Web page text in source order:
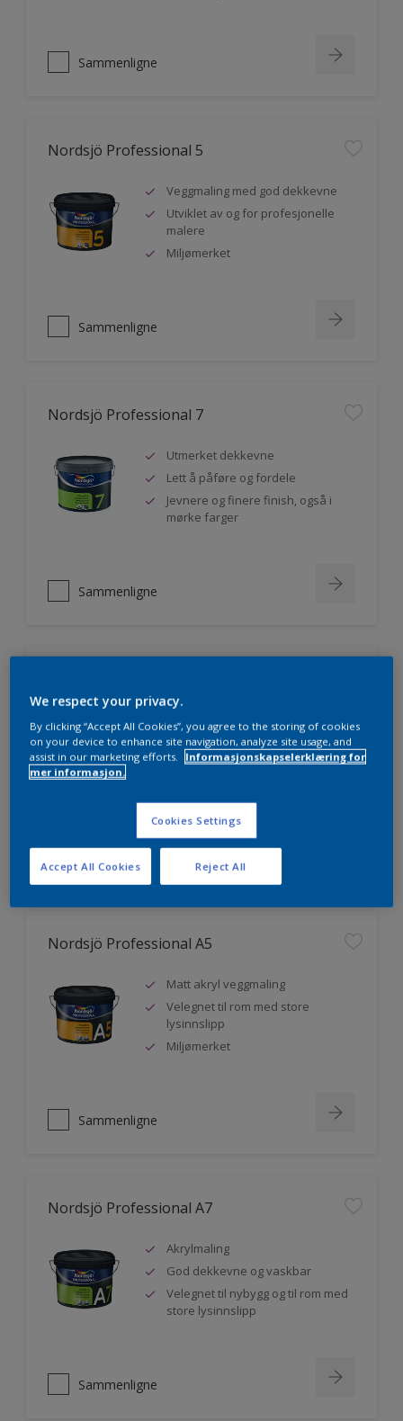
Sammenligne
Nordsjö Professional 5
Veggmaling med god dekkevne
Utviklet av og for profesjonelle
malere
Miljømerket
Sammenligne
Nordsjö Professional 7
Utmerket dekkevne
Lett å påføre og fordele
Jevnere og finere finish, også i
mørke farger
Sammenligne
Veggmaling med god dekkevne
Utviklet av og for profesjonelle
malere
Nordsjö Professional A5
Matt akryl veggmaling
Velegnet til rom med store
lysinnslipp
Miljømerket
Sammenligne
Nordsjö Professional A7
Akrylmaling
God dekkevne og vaskbar
Velegnet til nybygg og til rom med
store lysinnslipp
Sammenligne
We respect your privacy.
By clicking “Accept All Cookies”, you agree to the storing of cookies
on your device to enhance site navigation, analyze site usage, and
assist in our marketing efforts.
Informasjonskapselerklæring for
mer informasjon.
Cookies Settings
Reject All
Accept All Cookies